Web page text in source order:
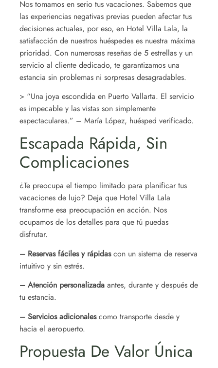
Nos tomamos en serio tus vacaciones. Sabemos que
las experiencias negativas previas pueden afectar tus
decisiones actuales, por eso, en Hotel Villa Lala, la
satisfacción de nuestros huéspedes es nuestra máxima
prioridad. Con numerosas reseñas de 5 estrellas y un
servicio al cliente dedicado, te garantizamos una
estancia sin problemas ni sorpresas desagradables.
> “Una joya escondida en Puerto Vallarta. El servicio
es impecable y las vistas son simplemente
espectaculares.” – María López, huésped verificado.
Escapada Rápida, Sin
Complicaciones
¿Te preocupa el tiempo limitado para planificar tus
vacaciones de lujo? Deja que Hotel Villa Lala
transforme esa preocupación en acción. Nos
ocupamos de los detalles para que tú puedas
disfrutar.
– Reservas fáciles y rápidascon un sistema de reserva
intuitivo y sin estrés.
– Atención personalizadaantes, durante y después de
tu estancia.
– Servicios adicionalescomo transporte desde y
hacia el aeropuerto.
Propuesta De Valor Única